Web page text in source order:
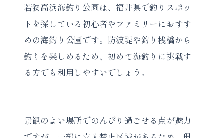
若狭高浜海釣り公園は、福井県で釣りスポッ
トを探している初心者やファミリーにおすす
めの海釣り公園です。防波堤や釣り桟橋から
釣りを楽しめるため、初めて海釣りに挑戦す
る方でも利用しやすいでしょう。
景観のよい場所でのんびり過ごせる点が魅力